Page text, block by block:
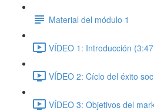
Material del módulo 1
VÍDEO 1: Introducción
VÍDEO 2: Cíclo del éxito
VÍDEO 3: Objetivos del